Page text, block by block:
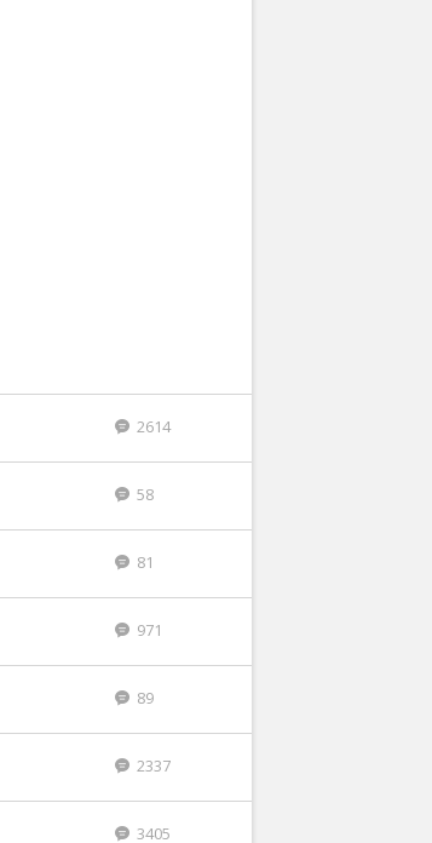
2614
58
81
971
89
2337
3405